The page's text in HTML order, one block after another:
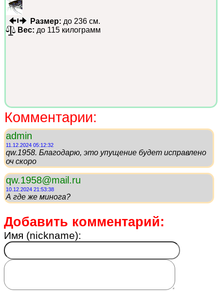
Размер: до 236 см.
Вес: до 115 килограмм
Комментарии:
admin
11.12.2024 05:12:32
qw.1958. Благодарю, это упущение будет исправлено
оч скоро
qw.1958@mail.ru
10.12.2024 21:53:38
А где же минога?
Добавить комментарий:
Имя (nickname):